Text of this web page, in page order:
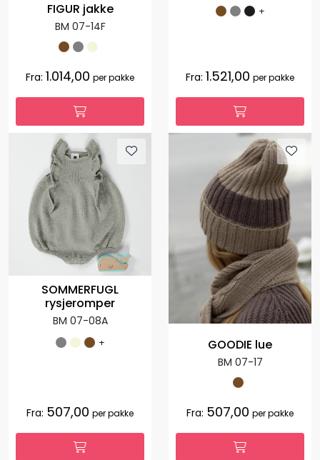
FIGUR jakke
BM 07-14F
Fra: 1.014,00 per pakke
+
Fra: 1.521,00 per pakke
SOMMERFUGL
rysjeromper
BM 07-08A
+
Fra: 507,00 per pakke
GOODIE lue
BM 07-17
Fra: 507,00 per pakke